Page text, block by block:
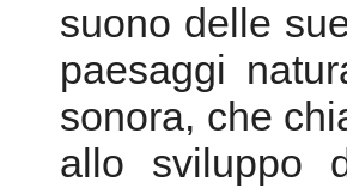
suono delle
paesaggi
sonora, che
allo sviluppo